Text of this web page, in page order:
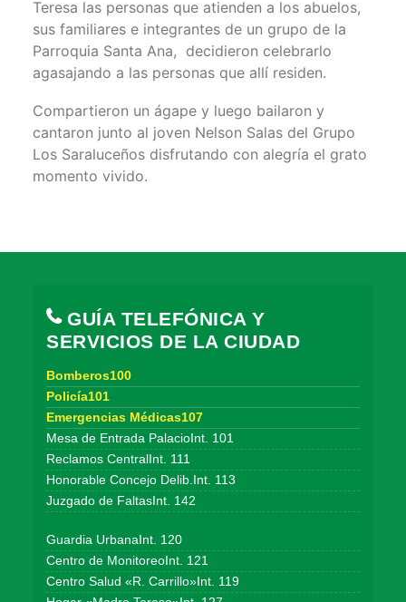
Teresa las personas que atienden a los abuelos,
sus familiares e integrantes de un grupo de la
Parroquia Santa Ana, decidieron celebrarlo
agasajando a las personas que allí residen.
Compartieron un ágape y luego bailaron y
cantaron junto al joven Nelson Salas del Grupo
Los Saraluceños disfrutando con alegría el grato
momento vivido.
GUÍA TELEFÓNICA Y
SERVICIOS DE LA CIUDAD
Bomberos100
Policía101
Emergencias Médicas107
Mesa de Entrada PalacioInt. 101
Reclamos CentralInt. 111
Honorable Concejo Delib.Int. 113
Juzgado de FaltasInt. 142
Guardia UrbanaInt. 120
Centro de MonitoreoInt. 121
Centro Salud «R. Carrillo»Int. 119